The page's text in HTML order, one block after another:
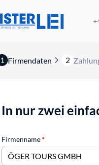
1 Firmendaten 2
In nur zwei
Firmenname*